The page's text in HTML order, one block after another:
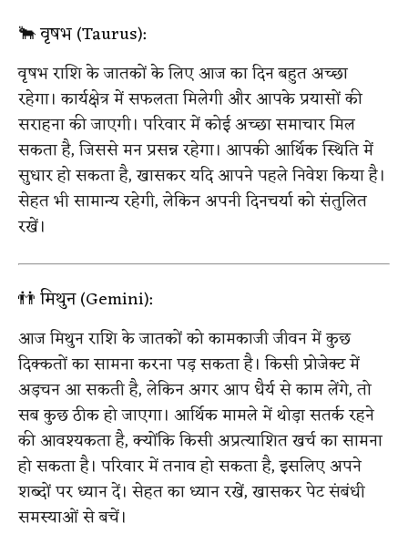
🐂 वृषभ (Taurus):
वृषभ राशि के जातकों के लिए आज का दिन बहुत अच्छा
रहेगा। कार्यक्षेत्र में सफलता मिलेगी और आपके प्रयासों की
सराहना की जाएगी। परिवार में कोई अच्छा समाचार मिल
सकता है, जिससे मन प्रसन्न रहेगा। आपकी आर्थिक स्थिति में
सुधार हो सकता है, खासकर यदि आपने पहले निवेश किया है।
सेहत भी सामान्य रहेगी, लेकिन अपनी दिनचर्या को संतुलित
रखें।
👬 मिथुन (Gemini):
आज मिथुन राशि के जातकों को कामकाजी जीवन में कुछ
दिक्कतों का सामना करना पड़ सकता है। किसी प्रोजेक्ट में
अड़चन आ सकती है, लेकिन अगर आप धैर्य से काम लेंगे, तो
सब कुछ ठीक हो जाएगा। आर्थिक मामले में थोड़ा सतर्क रहने
की आवश्यकता है, क्योंकि किसी अप्रत्याशित खर्च का सामना
हो सकता है। परिवार में तनाव हो सकता है, इसलिए अपने
शब्दों पर ध्यान दें। सेहत का ध्यान रखें, खासकर पेट संबंधी
समस्याओं से बचें।